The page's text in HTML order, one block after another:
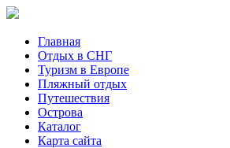
Главная
Отдых в СНГ
Туризм в Европе
Пляжный отдых
Путешествия
Острова
Каталог
Карта сайта